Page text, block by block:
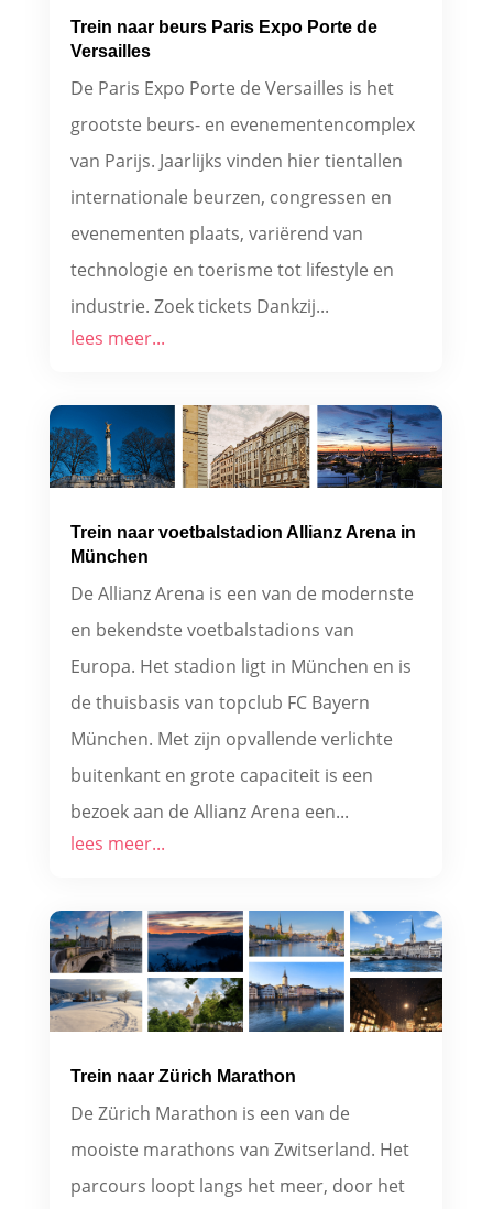
Trein naar beurs Paris Expo Porte de
Versailles
De Paris Expo Porte de Versailles is het
grootste beurs- en evenementencomplex
van Parijs. Jaarlijks vinden hier tientallen
internationale beurzen, congressen en
evenementen plaats, variërend van
technologie en toerisme tot lifestyle en
industrie. Zoek tickets Dankzij...
lees meer...
Trein naar voetbalstadion Allianz Arena in
München
De Allianz Arena is een van de modernste
en bekendste voetbalstadions van
Europa. Het stadion ligt in München en is
de thuisbasis van topclub FC Bayern
München. Met zijn opvallende verlichte
buitenkant en grote capaciteit is een
bezoek aan de Allianz Arena een...
lees meer...
Trein naar Zürich Marathon
De Zürich Marathon is een van de
mooiste marathons van Zwitserland. Het
parcours loopt langs het meer, door het